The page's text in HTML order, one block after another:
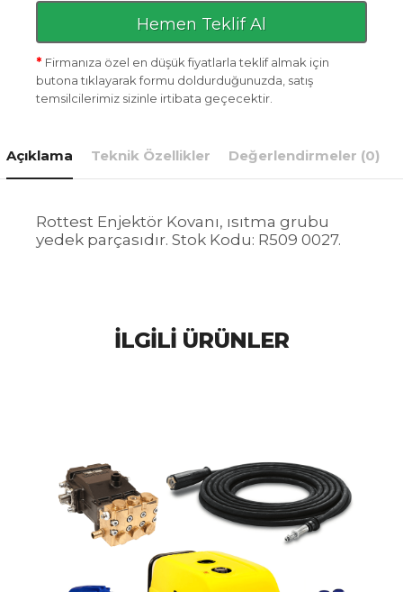
Hemen Teklif Al
* Firmanıza özel en düşük fiyatlarla teklif almak için
butona tıklayarak formu doldurduğunuzda, satış
temsilcilerimiz sizinle irtibata geçecektir.
Açıklama Teknik Özellikler Değerlendirmeler (0)
Rottest Enjektör Kovanı, ısıtma grubu
yedek parçasıdır. Stok Kodu: R509 0027.
İLGILI ÜRÜNLER